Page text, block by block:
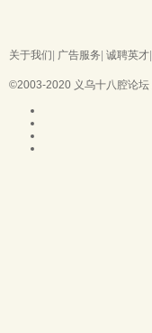
关于我们| 广告服务| 诚聘英才|
©2003-2020 义乌十八腔论坛